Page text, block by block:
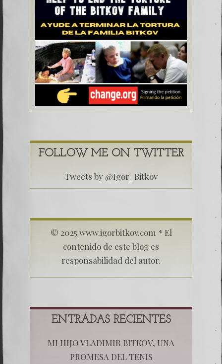
FOLLOW ME ON TWITTER
Tweets by @Igor_Bitkov
© 2025 www.igorbitkov.com * El
contenido de este blog es
responsabilidad del autor.
ENTRADAS RECIENTES
MI HIJO VLADIMIR BITKOV, UNA
PROMESA DEL TENIS